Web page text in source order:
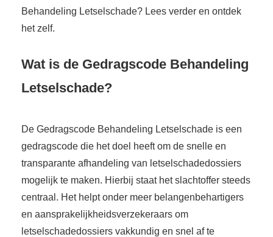
Behandeling Letselschade? Lees verder en ontdek
het zelf.
Wat is de Gedragscode Behandeling
Letselschade?
De Gedragscode Behandeling Letselschade is een
gedragscode die het doel heeft om de snelle en
transparante afhandeling van letselschadedossiers
mogelijk te maken. Hierbij staat het slachtoffer steeds
centraal. Het helpt onder meer belangenbehartigers
en aansprakelijkheidsverzekeraars om
letselschadedossiers vakkundig en snel af te